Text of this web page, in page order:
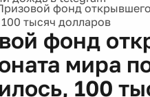
фонд
тысяч долларов
фонд
мира
100